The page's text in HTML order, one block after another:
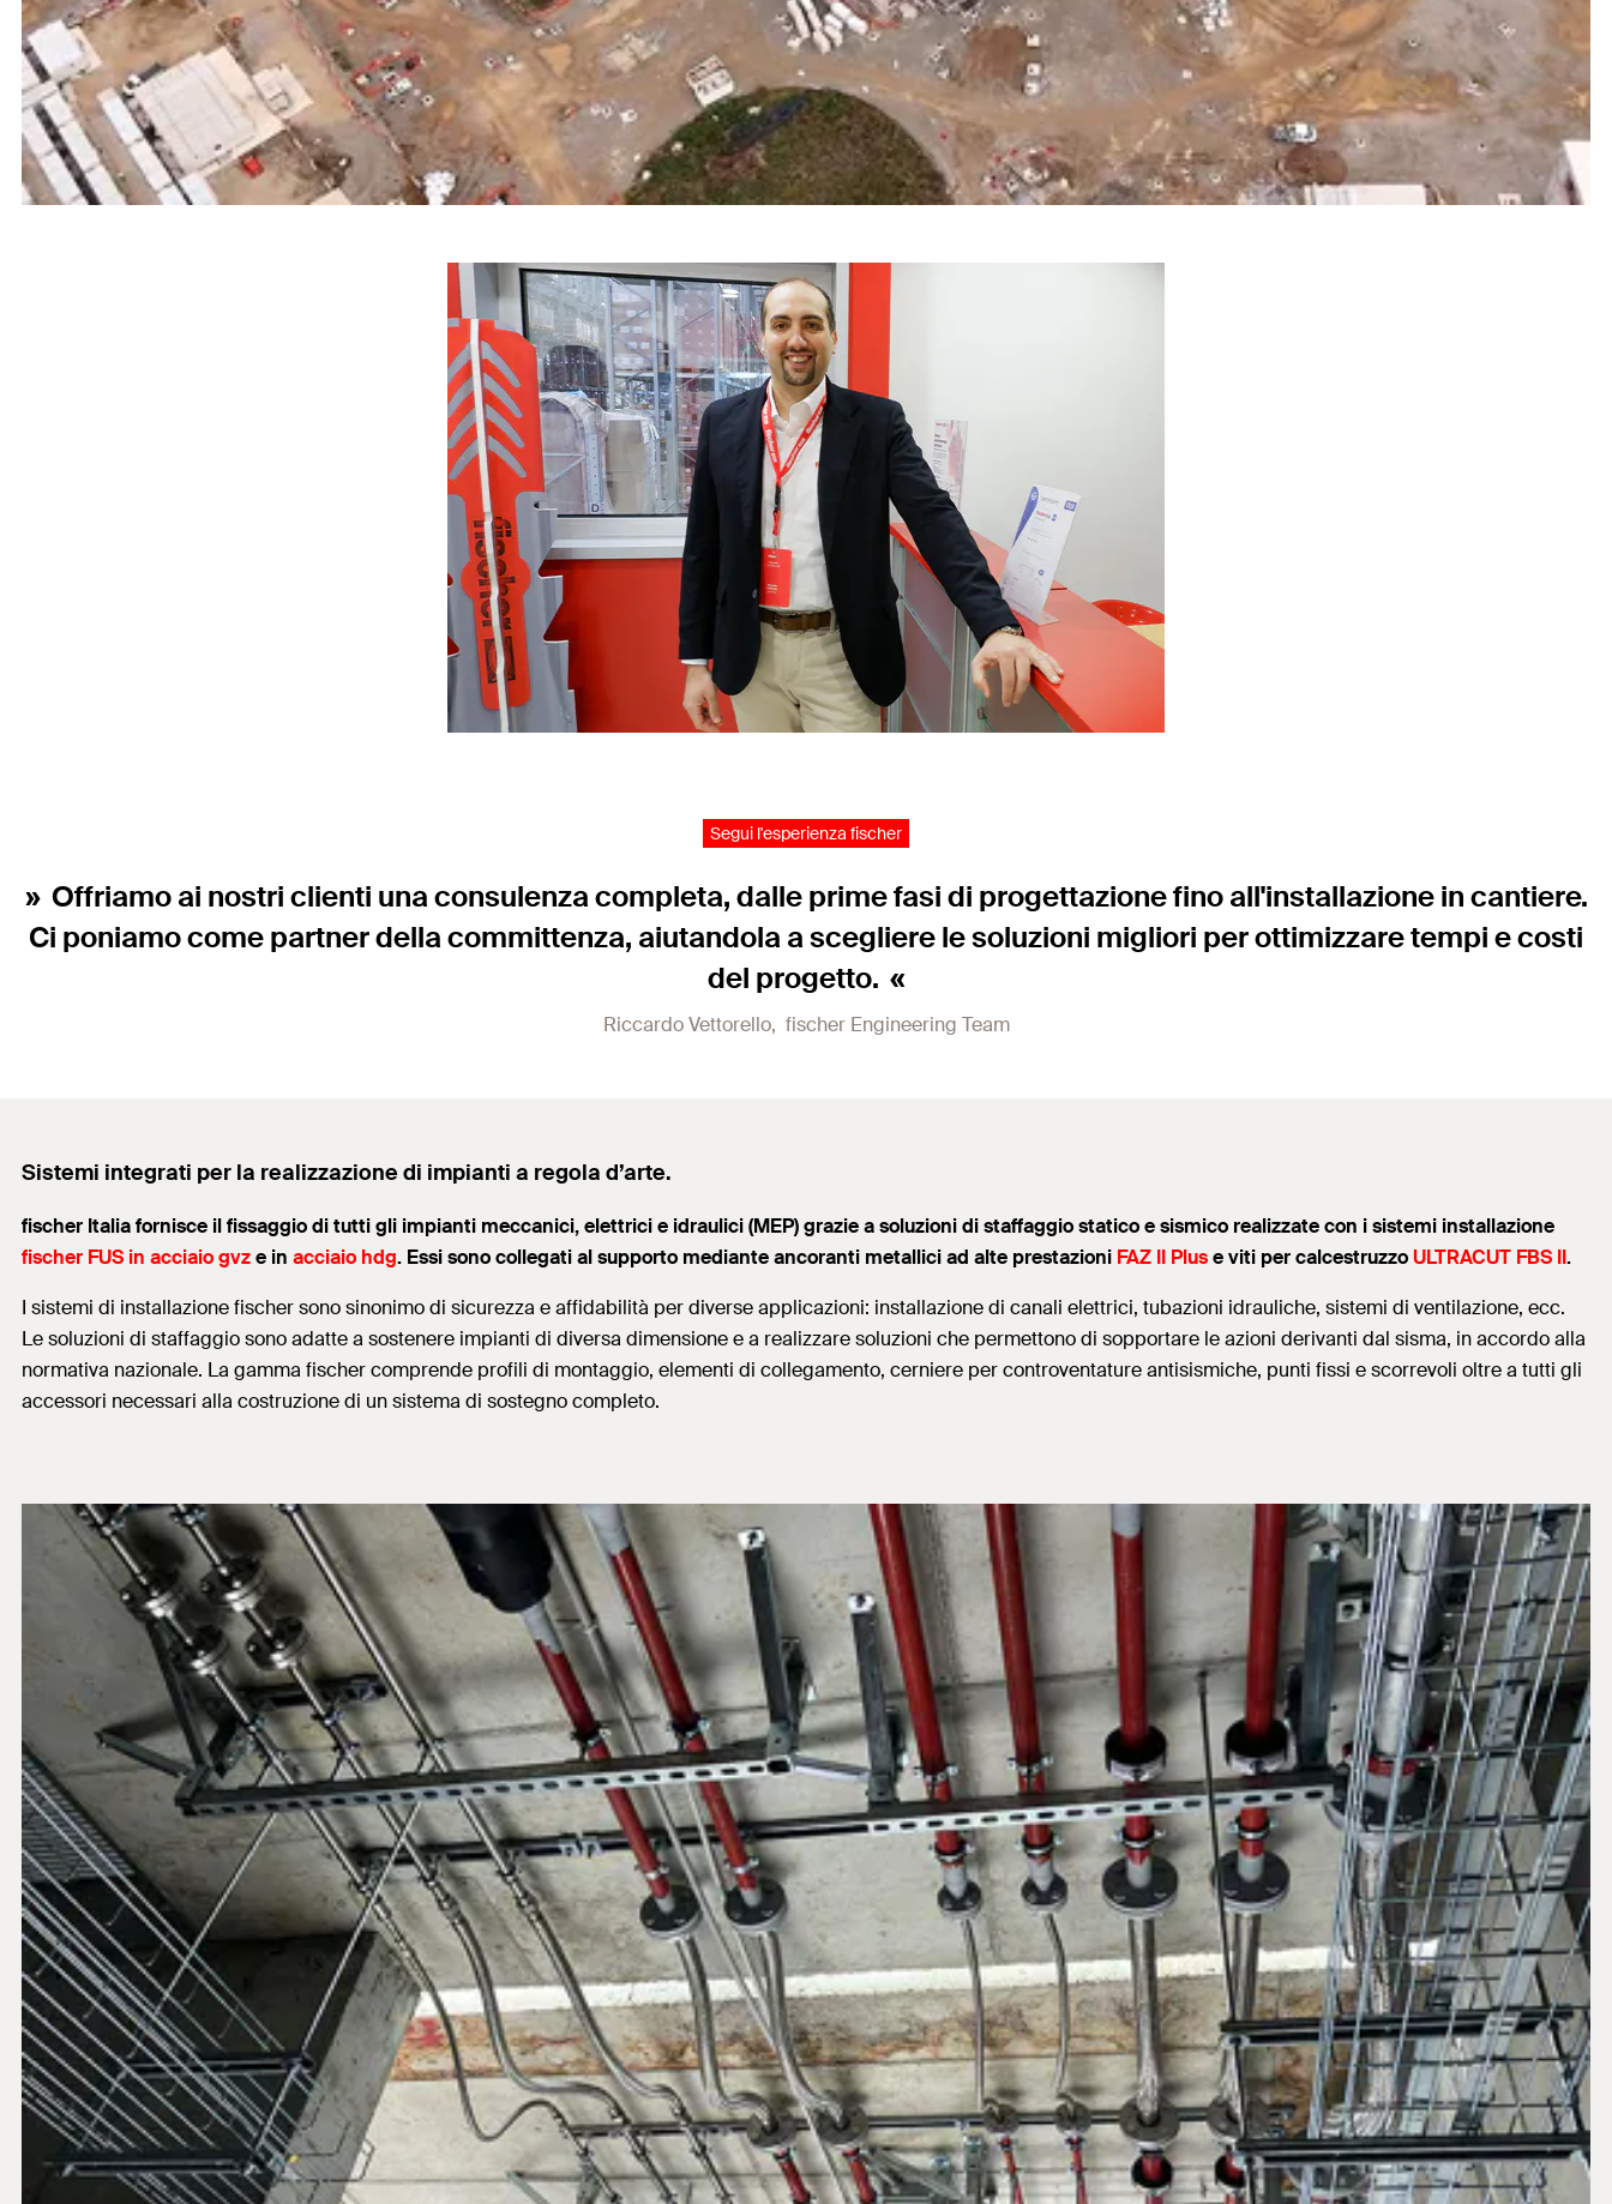
Segui l'esperienza fischer
Offriamo ai nostri clienti una consulenza completa, dalle prime fasi di progettazione fino all'installazione in cantiere.
Ci poniamo come partner della committenza, aiutandola a scegliere le soluzioni migliori per ottimizzare tempi e costi
del progetto.
Riccardo Vettorello, fischer Engineering Team
Sistemi integrati per la realizzazione di impianti a regola d’arte.
fischer Italia fornisce il fissaggio di tutti gli impianti meccanici, elettrici e idraulici (MEP) grazie a soluzioni di staffaggio statico e sismico realizzate con i sistemi installazione
fischer FUS in acciaio gvze in acciaio hdg. Essi sono collegati al supporto mediante ancoranti metallici ad alte prestazioni FAZ II Pluse viti per calcestruzzoULTRACUT FBS II.
I sistemi di installazione fischer sono sinonimo di sicurezza e affidabilità per diverse applicazioni: installazione di canali elettrici, tubazioni idrauliche, sistemi di ventilazione, ecc.
Le soluzioni di staffaggio sono adatte a sostenere impianti di diversa dimensione e a realizzare soluzioni che permettono di sopportare le azioni derivanti dal sisma, in accordo alla
normativa nazionale. La gamma fischer comprende profili di montaggio, elementi di collegamento, cerniere per controventature antisismiche, punti fissi e scorrevoli oltre a tutti gli
accessori necessari alla costruzione di un sistema di sostegno completo.